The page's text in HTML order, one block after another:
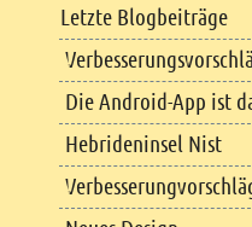
Letzte Blogbeiträge
Die Android-App ist
Hebrideninsel Nist